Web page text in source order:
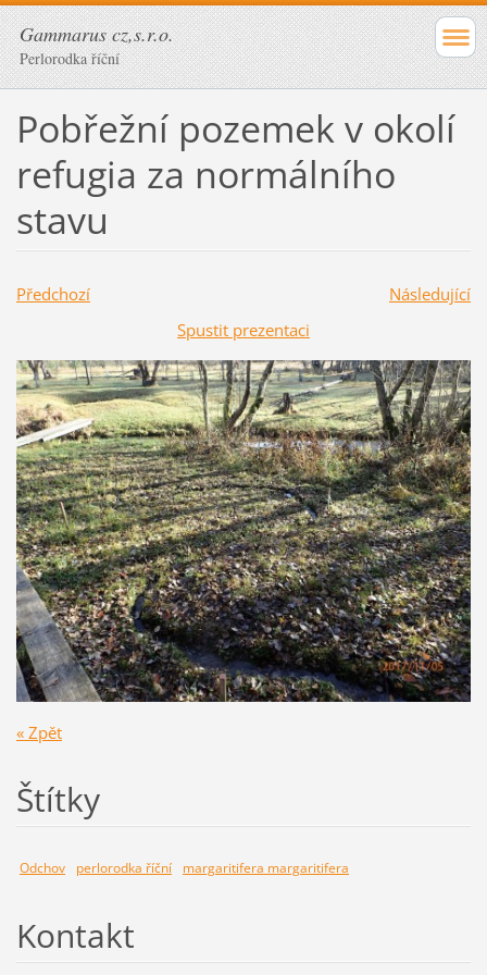
Gammarus cz,s.r.o.
Perlorodka říční
Pobřežní pozemek v okolí
refugia za normálního
stavu
Předchozí
Následující
Spustit prezentaci
« Zpět
Štítky
Odchov perlorodka říční margaritifera margaritifera
Kontakt